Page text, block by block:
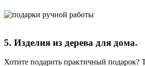
5. Изделия из дерева для дома.
Хотите подарить практичный